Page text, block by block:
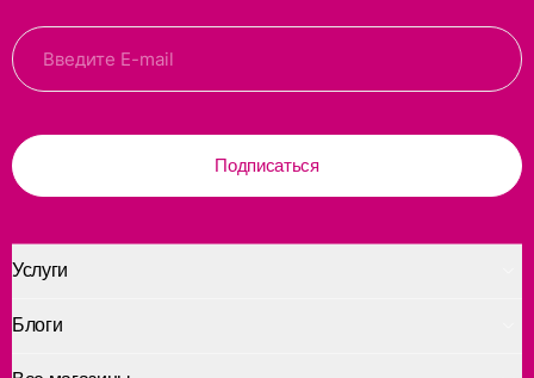
Подписаться
Услуги
Блоги